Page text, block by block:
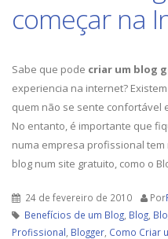
começar na
Sabe que pode criar um blog
experiencia na internet?
quem não se sente confortável
No entanto, é importante que
numa empresa profissional
blog num site gratuito, como o
24 de fevereiro de 2010 Por
Benefícios de um Blog Blog
Profissional Blogger Como Criar